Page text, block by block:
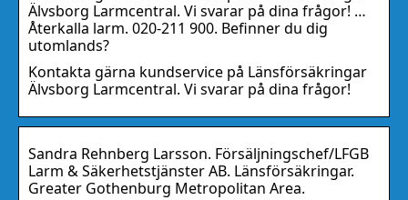
Älvsborg Larmcentral. Vi svarar på dina frågor! …
Återkalla larm. 020-211 900. Befinner du dig
utomlands?
Kontakta gärna kundservice på Länsförsäkringar
Älvsborg Larmcentral. Vi svarar på dina frågor!
Sandra Rehnberg Larsson. Försäljningschef/LFGB
Larm & Säkerhetstjänster AB. Länsförsäkringar.
Greater Gothenburg Metropolitan Area.